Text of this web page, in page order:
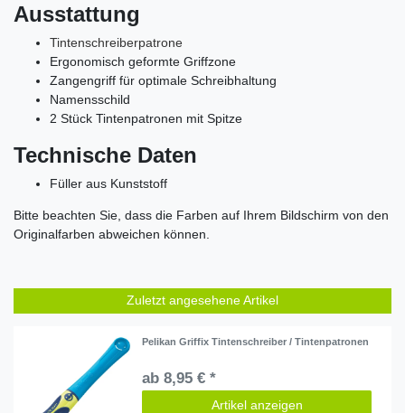
Ausstattung
Tintenschreiberpatrone
Ergonomisch geformte Griffzone
Zangengriff für optimale Schreibhaltung
Namensschild
2 Stück Tintenpatronen mit Spitze
Technische Daten
Füller aus Kunststoff
Bitte beachten Sie, dass die Farben auf Ihrem Bildschirm von den
Originalfarben abweichen können.
Zuletzt angesehene Artikel
Pelikan Griffix Tintenschreiber / Tintenpatronen
ab 8,95 € *
Artikel anzeigen